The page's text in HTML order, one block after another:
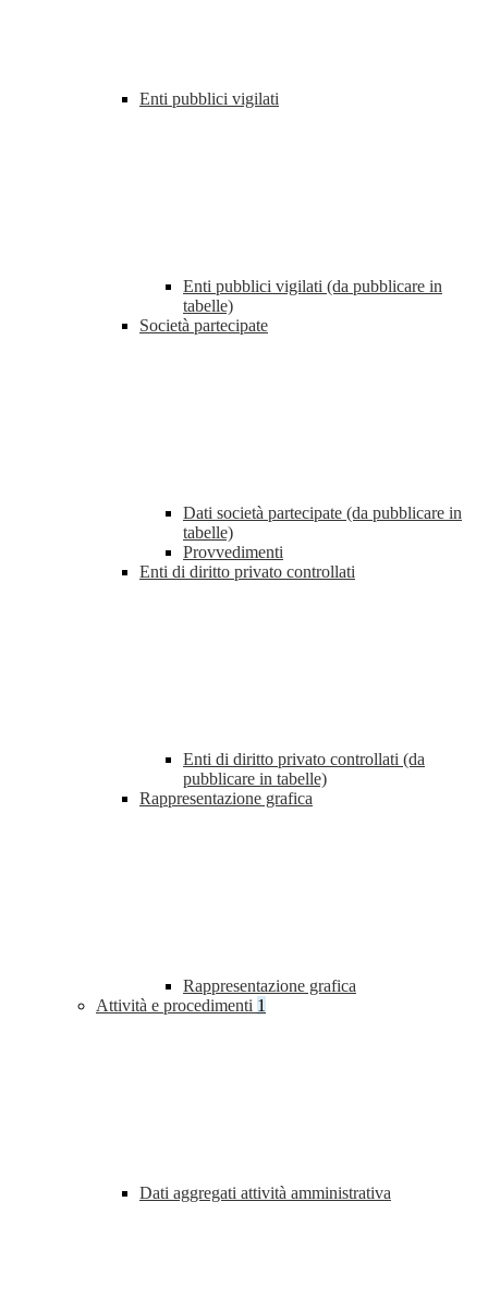
Enti pubblici vigilati
Enti pubblici vigilati (da pubblicare in
tabelle)
Società partecipate
Dati società partecipate (da pubblicare in
tabelle)
Provvedimenti
Enti di diritto privato controllati
Enti di diritto privato controllati (da
pubblicare in tabelle)
Rappresentazione grafica
Rappresentazione grafica
Attività e procedimenti 1
Dati aggregati attività amministrativa